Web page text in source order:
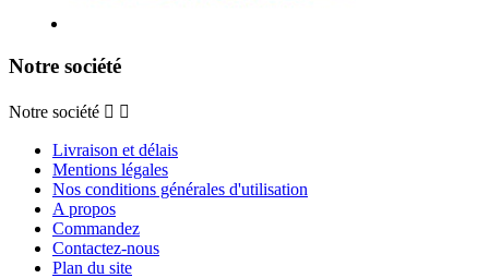
Notre société
Notre société  
Livraison et délais
Mentions légales
Nos conditions générales d'utilisation
A propos
Commandez
Contactez-nous
Plan du site